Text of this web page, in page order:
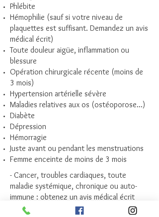
Phlébite
Hémophilie (sauf si votre niveau de
plaquettes est suffisant. Demandez un avis
médical écrit)
Toute douleur aigüe, inflammation ou
blessure
Opération chirurgicale récente (moins de
3 mois)
Hypertension artérielle sévère
Maladies relatives aux os (ostéoporose...)
Diabète
Dépression
Hémorragie
Juste avant ou pendant les menstruations
Femme enceinte de moins de 3 mois
- Cancer, troubles cardiaques, toute
maladie systémique, chronique ou auto-
immune : obtenez un avis médical écrit
précisant les précautions à prendre